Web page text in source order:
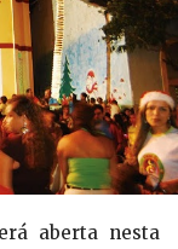
aberta nesta